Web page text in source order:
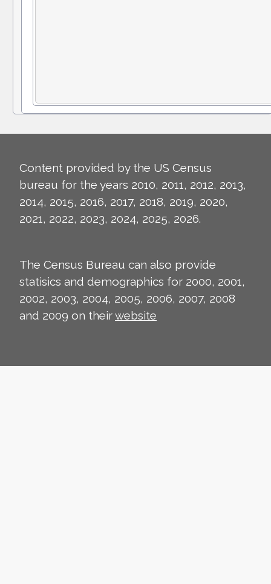
Content provided by the US Census
bureau for the years 2010, 2011, 2012, 2013,
2014, 2015, 2016, 2017, 2018, 2019, 2020,
2021, 2022, 2023, 2024, 2025, 2026.
The Census Bureau can also provide
statisics and demographics for 2000, 2001,
2002, 2003, 2004, 2005, 2006, 2007, 2008
and 2009 on theirwebsite